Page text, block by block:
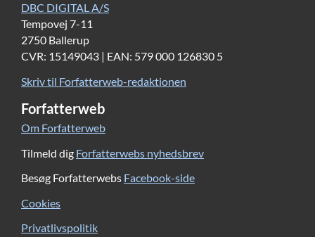
DBC DIGITAL A/S
Tempovej 7-11
2750 Ballerup
CVR: 15149043 | EAN: 579 000 126830 5
Skriv til Forfatterweb-redaktionen
Forfatterweb
Om Forfatterweb
Tilmeld dig Forfatterwebs nyhedsbrev
Besøg Forfatterwebs Facebook-side
Cookies
Privatlivspolitik